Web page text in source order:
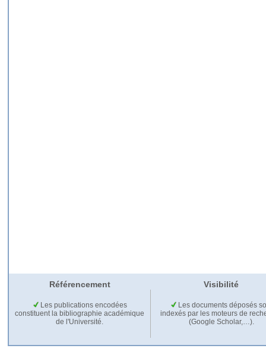
Référencement Visibilité
Les publications encodées
constituent la bibliographie académique
de l'Université.
Les documents déposés
indexés par les moteurs de
(Google Scholar,…).